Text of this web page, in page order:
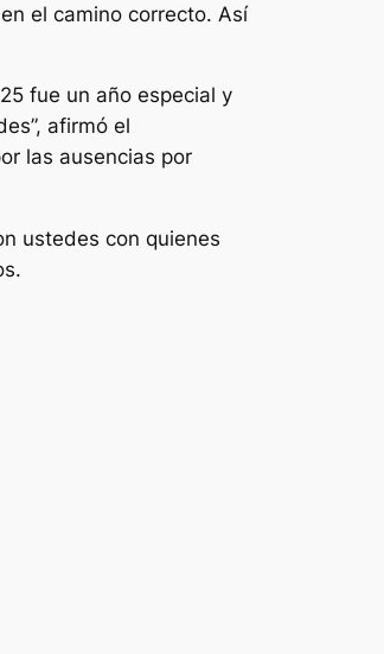
el camino correcto. Así
fue un año especial y
afirmó el
las ausencias por
ustedes con quienes